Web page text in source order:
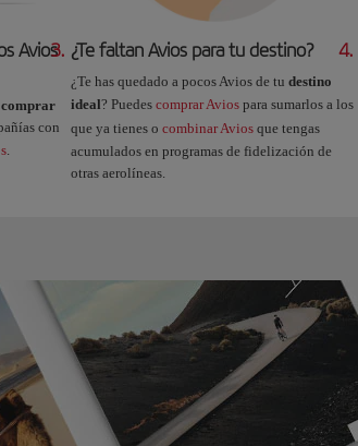
Avios
comprar
con
.
3. ¿Te faltan Avios para tu destino?
¿Te has quedado a pocos Avios de tu destino
ideal? Puedes comprar Avios para sumarlos a los
que ya tienes o combinar Avios que tengas
acumulados en programas de fidelización de
otras aerolíneas.
4.